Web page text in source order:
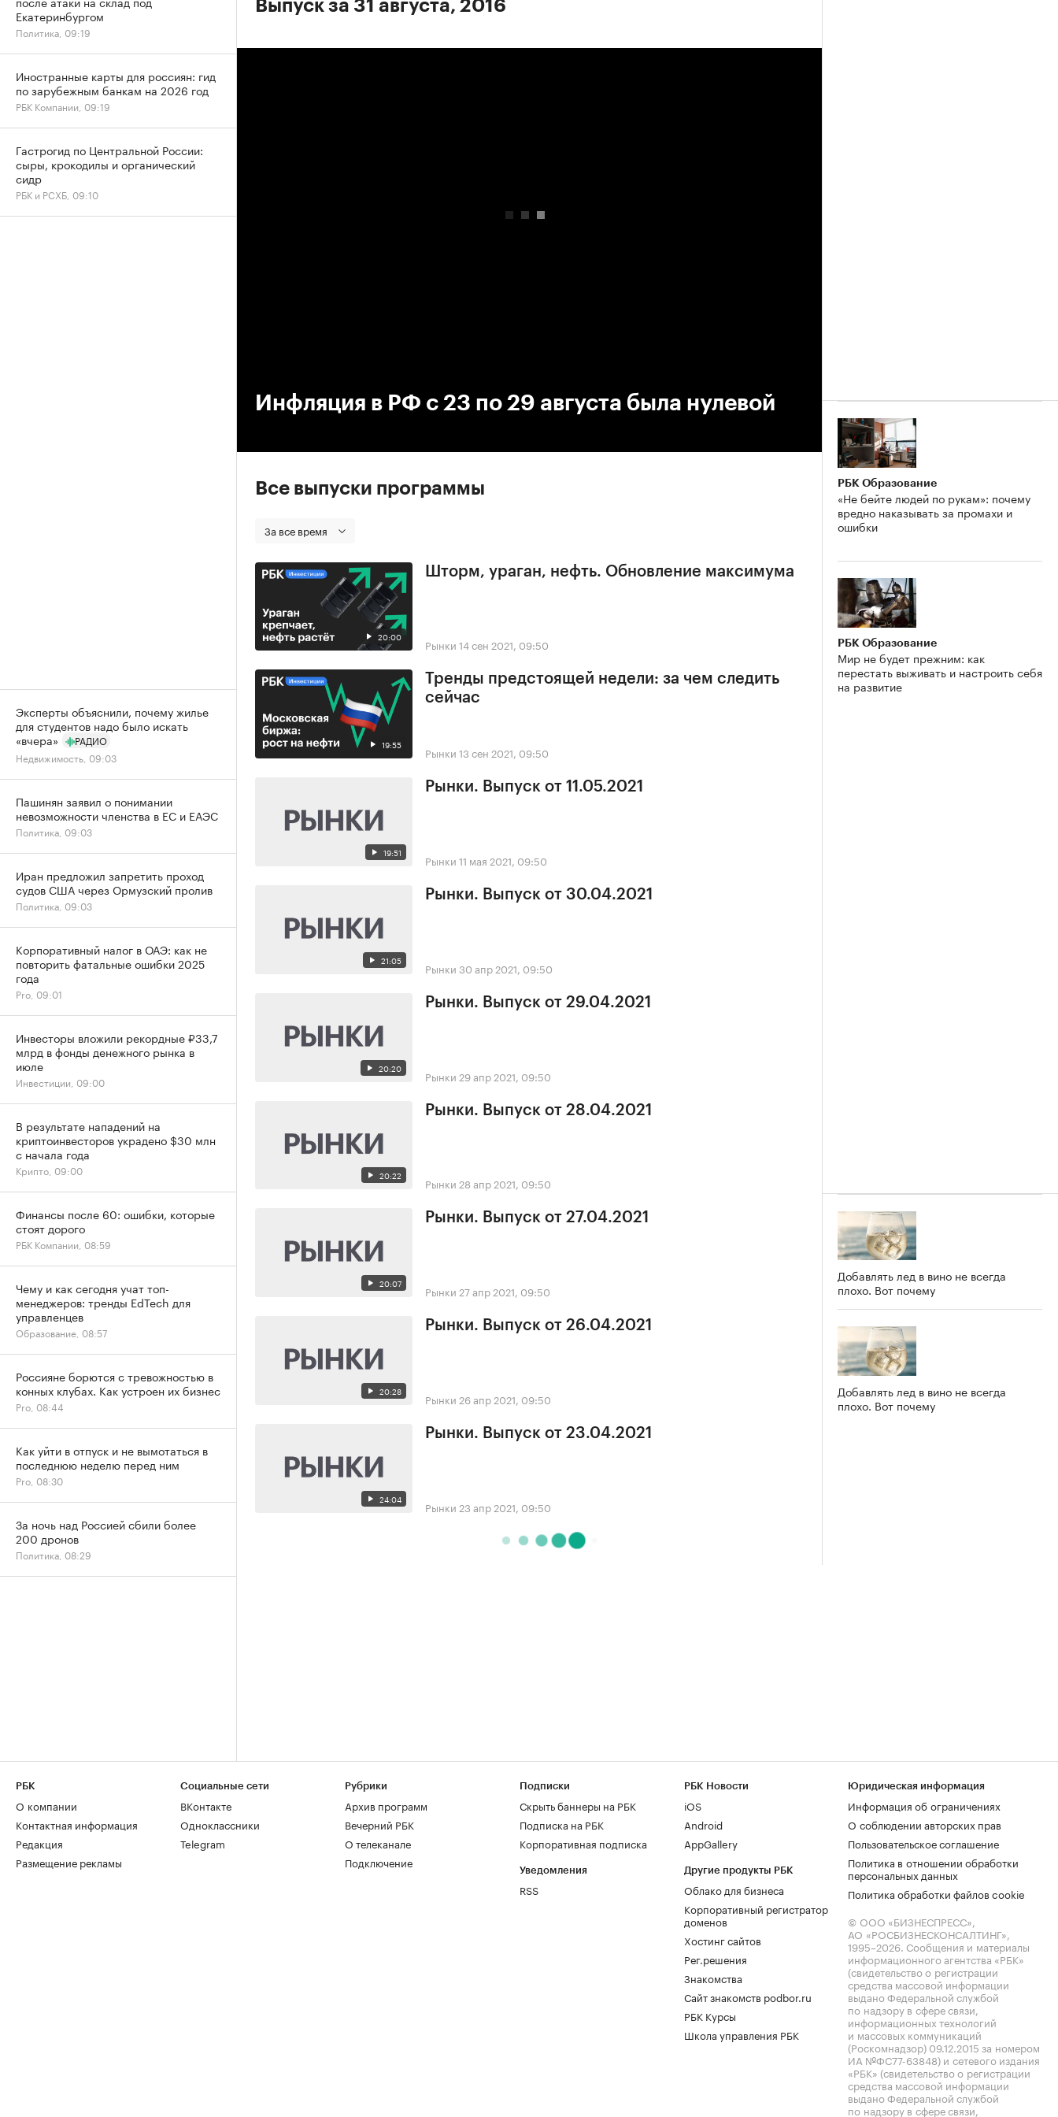
Выпуск за 31 августа, 2016
Инфляция в РФ с 23 по 29 августа была нулевой
Все выпуски программы
За все время
20:00
Шторм, ураган, нефть. Обновление максимума
Рынки 14 сен 2021, 09:50
19:55
Тренды предстоящей недели: за чем следить
сейчас
Рынки 13 сен 2021, 09:50
19:51
Рынки. Выпуск от 11.05.2021
Рынки 11 мая 2021, 09:50
21:05
Рынки. Выпуск от 30.04.2021
Рынки 30 апр 2021, 09:50
20:20
Рынки. Выпуск от 29.04.2021
Рынки 29 апр 2021, 09:50
20:22
Рынки. Выпуск от 28.04.2021
Рынки 28 апр 2021, 09:50
20:07
Рынки. Выпуск от 27.04.2021
Рынки 27 апр 2021, 09:50
20:28
Рынки. Выпуск от 26.04.2021
Рынки 26 апр 2021, 09:50
24:04
Рынки. Выпуск от 23.04.2021
Рынки 23 апр 2021, 09:50
РБК Образование
«Не бейте людей по рукам»: почему
вредно наказывать за промахи и
ошибки
РБК Образование
Мир не будет прежним: как
перестать выживать и настроить себя
на развитие
Добавлять лед в вино не всегда
плохо. Вот почему
Добавлять лед в вино не всегда
плохо. Вот почему
Екатеринбургом
Политика, 09:19
Иностранные карты для россиян: гид
по зарубежным банкам на 2026 год
РБК Компании, 09:19
Гастрогид по Центральной России:
сыры, крокодилы и органический
сидр
РБК и РСХБ, 09:10
Эксперты объяснили, почему жилье
для студентов надо было искать
«вчера»
РАДИО
Недвижимость, 09:03
Пашинян заявил о понимании
невозможности членства в ЕС и ЕАЭС
Политика, 09:03
Иран предложил запретить проход
судов США через Ормузский пролив
Политика, 09:03
Корпоративный налог в ОАЭ: как не
повторить фатальные ошибки 2025
года
Pro, 09:01
Инвесторы вложили рекордные ₽33,7
млрд в фонды денежного рынка в
июле
Инвестиции, 09:00
В результате нападений на
криптоинвесторов украдено $30 млн
с начала года
Крипто, 09:00
Финансы после 60: ошибки, которые
стоят дорого
РБК Компании, 08:59
Чему и как сегодня учат топ-
менеджеров: тренды EdTech для
управленцев
Образование, 08:57
Россияне борются с тревожностью в
конных клубах. Как устроен их бизнес
Pro, 08:44
Как уйти в отпуск и не вымотаться в
последнюю неделю перед ним
Pro, 08:30
За ночь над Россией сбили более
200 дронов
Политика, 08:29
РБК
О компании
Контактная информация
Редакция
Размещение рекламы
Социальные сети
ВКонтакте
Одноклассники
Telegram
Рубрики
Архив программ
Вечерний РБК
О телеканале
Подключение
Подписки
Скрыть баннеры на РБК
Подписка на РБК
Корпоративная подписка
Уведомления
RSS
РБК Новости
iOS
Android
AppGallery
Другие продукты РБК
Облако для бизнеса
Корпоративный регистратор
доменов
Хостинг сайтов
Рег.решения
Знакомства
Сайт знакомств podbor.ru
РБК Курсы
Школа управления РБК
Юридическая информация
Информация об ограничениях
О соблюдении авторских прав
Пользовательское соглашение
Политика в отношении обработки
персональных данных
Политика обработки файлов cookie
© ООО «БИЗНЕСПРЕСС»,
АО «РОСБИЗНЕСКОНСАЛТИНГ»,
1995–2026. Сообщения и материалы
информационного агентства «РБК»
(свидетельство о регистрации
средства массовой информации
выдано Федеральной службой
по надзору в сфере связи,
информационных технологий
и массовых коммуникаций
(Роскомнадзор) 09.12.2015 за номером
ИА №ФС77-63848) и сетевого издания
«РБК» (свидетельство о регистрации
средства массовой информации
выдано Федеральной службой
по надзору в сфере связи,